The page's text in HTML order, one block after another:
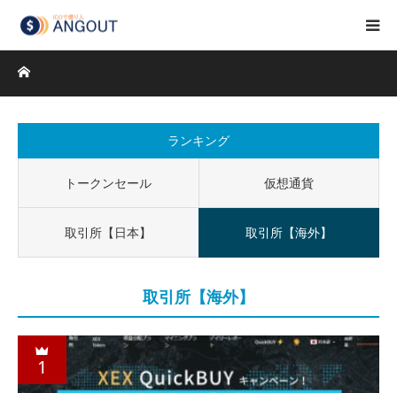
ホーム
ランキング
トークンセール 仮想通貨
取引所【日本】 取引所【海外】
取引所【海外】
1